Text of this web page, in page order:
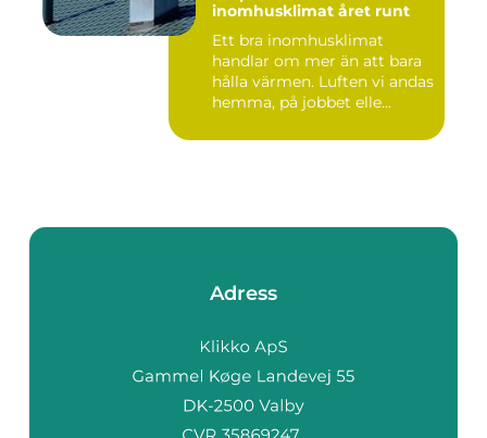
inomhusklimat året runt
Ett bra inomhusklimat
handlar om mer än att bara
hålla värmen. Luften vi andas
hemma, på jobbet elle...
Adress